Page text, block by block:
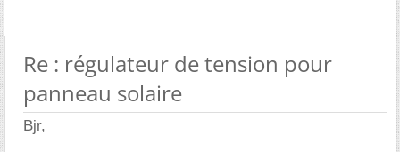
Re : régulateur de tension pour
panneau solaire
Bjr,